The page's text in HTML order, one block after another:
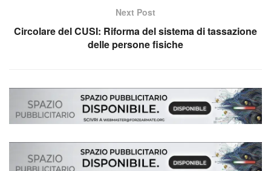
Next Post
Circolare del CUSI: Riforma del sistema di tassazione
delle persone fisiche